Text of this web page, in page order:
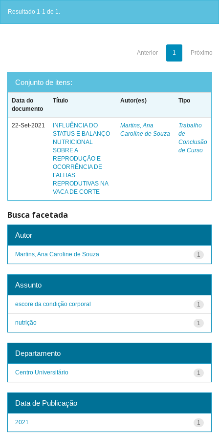
Resultado 1-1 de 1.
Anterior 1 Próximo
Conjunto de itens:
Data do
documento
Título Autor(es) Tipo
22-Set-2021
INFLUÊNCIA DO
STATUS E BALANÇO
NUTRICIONAL
SOBRE A
REPRODUÇÃO E
OCORRÊNCIA DE
FALHAS
REPRODUTIVAS NA
VACA DE CORTE
Martins, Ana
Caroline de Souza
Trabalho
de
Conclusão
de Curso
Busca facetada
Autor
1
Martins, Ana Caroline de Souza
Assunto
1
escore da condição corporal
1
nutrição
Departamento
1
Centro Universitário
Data de Publicação
1
2021